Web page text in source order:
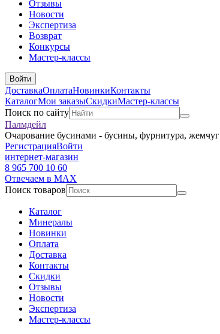
Отзывы
Новости
Экспертиза
Возврат
Конкурсы
Мастер-классы
Войти
ДоставкаОплатаНовинкиКонтакты
КаталогМои заказыСкидкиМастер-классы
Поиск по сайту
Палмдейл
Очарование бусинами - бусины, фурнитура, жемчуг
РегистрацияВойти
интернет-магазин
8 965 700 10 60
Отвечаем в MAX
Поиск товаров
Каталог
Минералы
Новинки
Оплата
Доставка
Контакты
Скидки
Отзывы
Новости
Экспертиза
Мастер-классы